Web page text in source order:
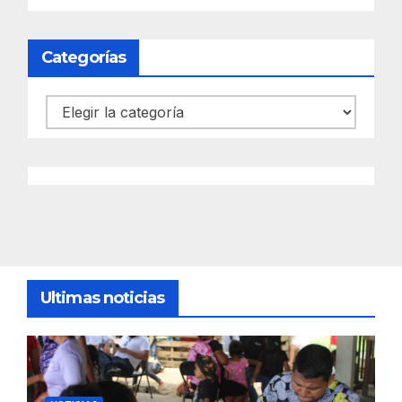
Categorías
Categorías
Ultimas noticias